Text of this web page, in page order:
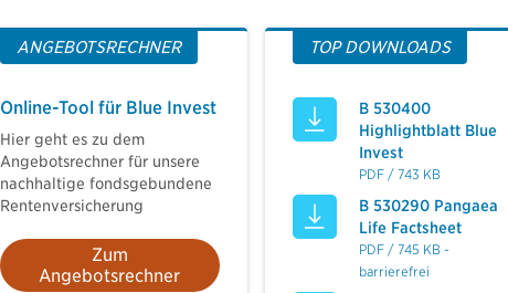
ANGEBOTSRECHNER
Online-Tool für Blue Invest
Hier geht es zu dem
Angebotsrechner für unsere
nachhaltige fondsgebundene
Rentenversicherung
Zum
Angebotsrechner
TOP DOWNLOADS
B 530400
Highlightblatt Blue
Invest
PDF / 743 KB
B 530290 Pangaea
Life Factsheet
PDF / 745 KB -
barrierefrei